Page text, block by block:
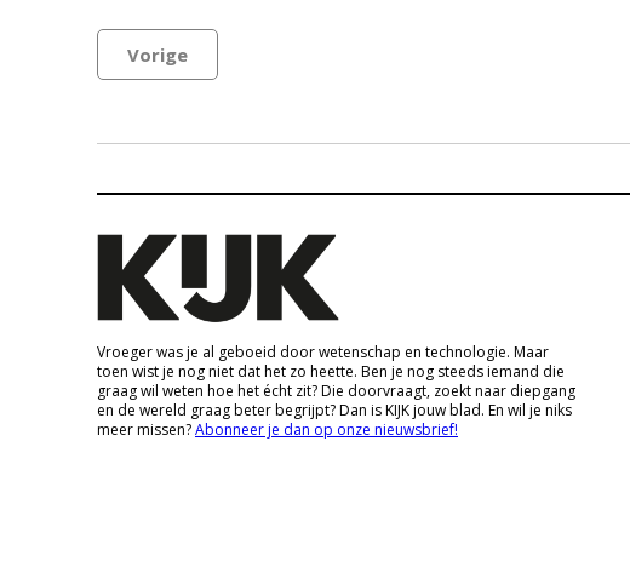
Vorige
Vroeger was je al geboeid door wetenschap en technologie. Maar
toen wist je nog niet dat het zo heette. Ben je nog steeds iemand die
graag wil weten hoe het écht zit? Die doorvraagt, zoekt naar diepgang
en de wereld graag beter begrijpt? Dan is KIJK jouw blad. En wil je niks
meer missen?Abonneer je dan op onze nieuwsbrief!